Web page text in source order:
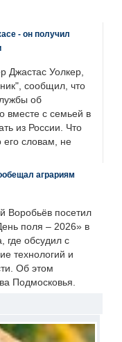
- он получил
Джастас Уолкер,
сообщил, что
об
вместе с семьей в
из России. Что
его словам, не
аграриям
Воробьёв посетил
поля – 2026» в
где обсудил с
технологий и
Об этом
Подмосковья.